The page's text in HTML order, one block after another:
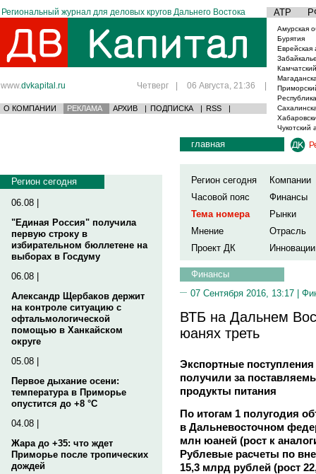
Региональный журнал для деловых кругов Дальнего Востока АТР
www.dvkapital.ru Четверг | 06 Августа, 21:36 |
О КОМПАНИИ РЕКЛАМА АРХИВ | ПОДПИСКА | RSS |
Амурская
Бурятия
Еврейская
Чукотский
Регион сегодня
06.08 |
"Единая Россия" получила
первую строку в
избирательном бюллетене на
выборах в Госдуму
06.08 |
Александр Щербаков держит
на контроле ситуацию с
офтальмологической
помощью в Ханкайском
округе
05.08 |
Первое дыхание осени:
температура в Приморье
опустится до +8 °C
04.08 |
Жара до +35: что ждет
Приморье после тропических
дождей
главная
Регион сегодня
Компании
Часовой пояс
Финансы
Тема номера
Рынки
Мнение
Отрасль
Проект ДК
Инновации
Финансы
07 Сентября 2016, 13:17 |
ВТБ на Дальнем
юанях треть
Экспортные
получили за
продукты питания
По итогам 1 полугодия
в Дальневосточном
млн юаней (рост к
Рублевые расчеты по
15,3 млрд рублей (рост